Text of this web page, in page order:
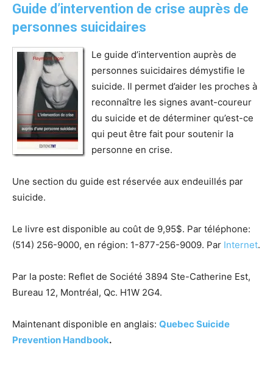
Guide d’intervention de crise auprès de
personnes suicidaires
Le guide d’intervention auprès de
personnes suicidaires démystifie le
suicide. Il permet d’aider les proches à
reconnaître les signes avant-coureur
du suicide et de déterminer qu’est-ce
qui peut être fait pour soutenir la
personne en crise.
Une section du guide est réservée aux endeuillés par
suicide.
Le livre est disponible au coût de 9,95$. Par téléphone:
(514) 256-9000, en région: 1-877-256-9009. Par Internet.
Par la poste: Reflet de Société 3894 Ste-Catherine Est,
Bureau 12, Montréal, Qc. H1W 2G4.
Maintenant disponible en anglais: Quebec Suicide
Prevention Handbook.